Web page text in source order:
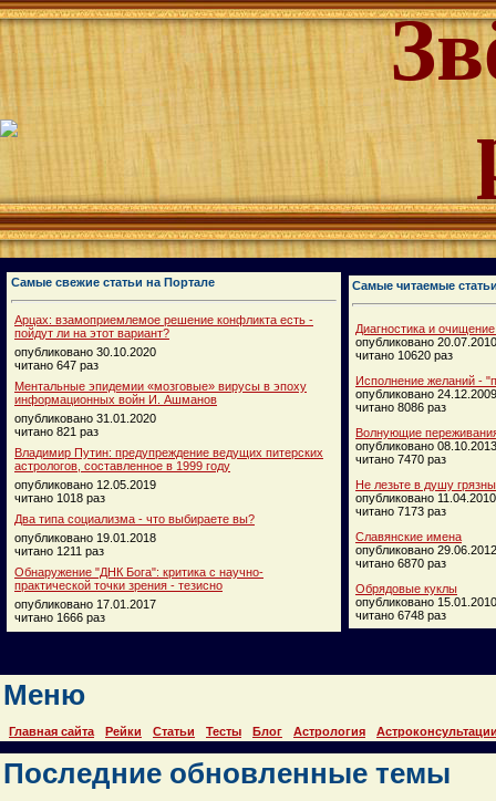
Самые свежие статьи на Портале
Арцах: взамоприемлемое решение конфликта есть -
пойдут ли на этот вариант?
опубликовано 30.10.2020
читано 647 раз
Ментальные эпидемии «мозговые» вирусы в эпоху
информационных войн И. Ашманов
опубликовано 31.01.2020
читано 821 раз
Владимир Путин: предупреждение ведущих питерских
астрологов, составленное в 1999 году
опубликовано 12.05.2019
читано 1018 раз
Два типа социализма - что выбираете вы?
опубликовано 19.01.2018
читано 1211 раз
Обнаружение "ДНК Бога": критика с научно-
практической точки зрения - тезисно
опубликовано 17.01.2017
читано 1666 раз
Самые читаемые
Диагностика и
опубликовано 20.07.2010
читано 10620 раз
Исполнение желаний -
опубликовано 24.12.2009
читано 8086 раз
Волнующие
опубликовано 08.10.2013
читано 7470 раз
Не лезьте в душу
опубликовано 11.04.2010
читано 7173 раз
Славянские имена
опубликовано 29.06.2012
читано 6870 раз
Обрядовые куклы
опубликовано 15.01.2010
читано 6748 раз
Меню
Главная сайта Рейки Статьи Тесты Блог Астрология
Последние обновленные темы